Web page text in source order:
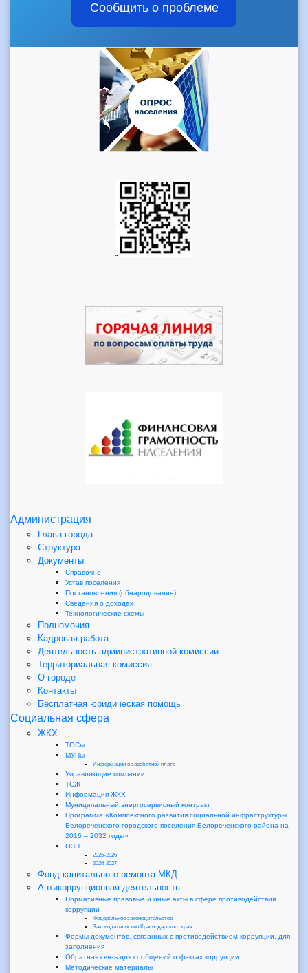
Сообщить о проблеме
Администрация
Глава города
Структура
Документы
Справочно
Устав поселения
Постановления (обнародование)
Сведения о доходах
Технологические схемы
Полномочия
Кадровая работа
Деятельность административной комиссии
Территориальная комиссия
О городе
Контакты
Бесплатная юридическая помощь
Социальная сфера
ЖКХ
ТОСы
МУПы
Информация о заработной плате
Управляющие компании
ТСЖ
Информация-ЖКХ
Муниципальный энергосервисный контракт
Программа «Комплексного развития социальной инфраструктуры
Белореченского городского поселения Белореченского района на
2016 – 2032 годы»
ОЗП
2025-2026
2026-2027
Фонд капитального ремонта МКД
Антикоррупционная деятельность
Нормативные правовые и иные акты в сфере противодействия
коррупции
Федеральное законодательство
Законодательство Краснодарского края
Формы документов, связанных с противодействием коррупции, для
заполнения
Обратная связь для сообщений о фактах коррупции
Методические материалы